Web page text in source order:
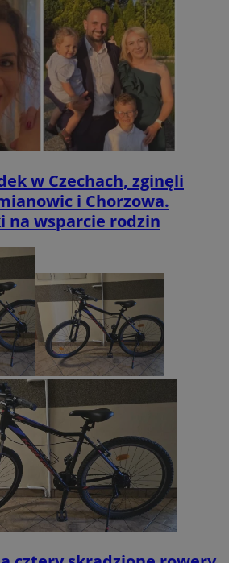
w Czechach, zginęli
i Chorzowa.
na wsparcie rodzin